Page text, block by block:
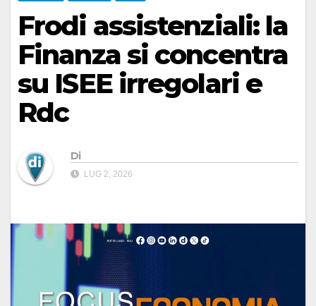
Frodi assistenziali: la
Finanza si concentra
su ISEE irregolari e
Rdc
Di
LUG 2, 2026